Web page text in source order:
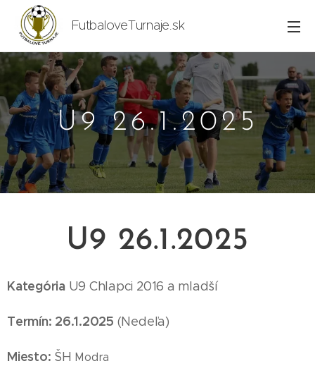
FutbaloveTurnaje.sk
U9 26.1.2025
U9 26.1.2025
Kategória U9 Chlapci 2016 a mladší
Termín: 26.1.2025 (Nedeľa)
Miesto: ŠH Modra